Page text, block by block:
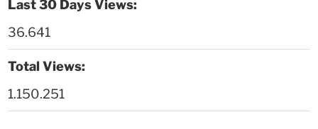
Thời sự thứ 2 Ngày 27-4-2026
Last 30 Days Views:
36.641
Total Views:
1.150.251